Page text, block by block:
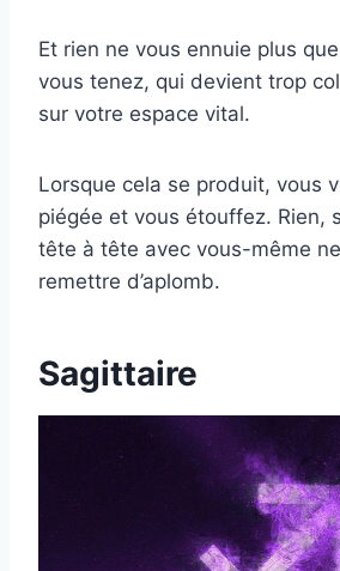
Et rien ne vous ennuie plus
vous tenez, qui devient trop
sur votre espace vital.
Lorsque cela se produit, vous
piégée et vous étouffez. Rien,
tête à tête avec vous-même
remettre d’aplomb.
Sagittaire